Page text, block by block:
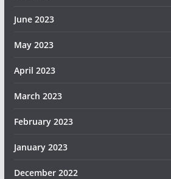
June 2023
May 2023
April 2023
March 2023
February 2023
January 2023
December 2022